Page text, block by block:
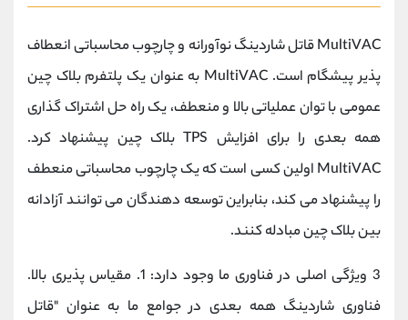
MultiVAC قاتل شاردینگ نوآورانه و چارچوب محاسباتی انعطاف
پذیر پیشگام است. MultiVAC به عنوان یک پلتفرم بلاک چین
عمومی با توان عملیاتی بالا و منعطف، یک راه حل اشتراک گذاری
همه بعدی را برای افزایش TPS بلاک چین پیشنهاد کرد.
MultiVAC اولین کسی است که یک چارچوب محاسباتی منعطف
را پیشنهاد می کند، بنابراین توسعه دهندگان می توانند آزادانه
بین بلاک چین مبادله کنند.
3 ویژگی اصلی در فناوری ما وجود دارد: 1. مقیاس پذیری بالا.
فناوری شاردینگ همه بعدی در جوامع ما به عنوان "قاتل